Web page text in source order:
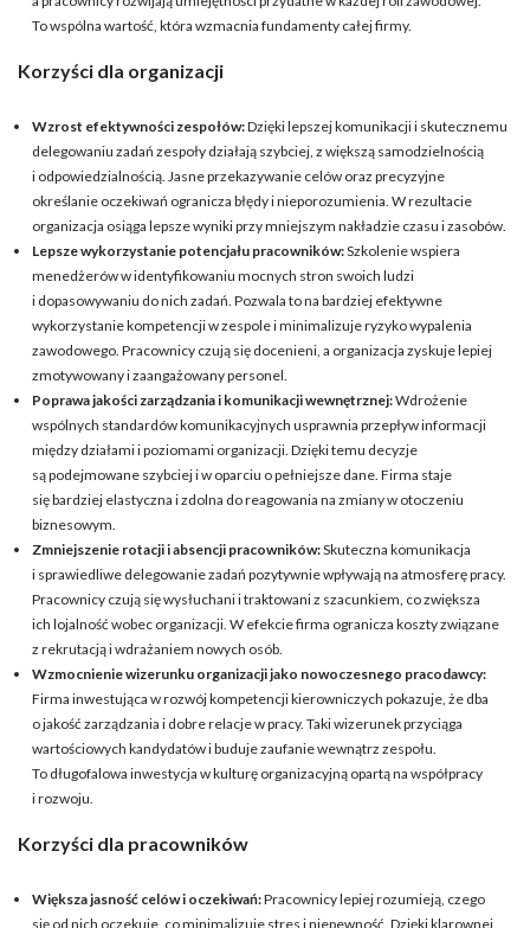
To wspólna wartość, która wzmacnia fundamenty całej firmy.
Korzyści dla organizacji
Wzrost efektywności zespołów:Dzięki lepszej komunikacji i skutecznemu
delegowaniu zadań zespoły działają szybciej, z większą samodzielnością
i odpowiedzialnością. Jasne przekazywanie celów oraz precyzyjne
określanie oczekiwań ogranicza błędy i nieporozumienia. W rezultacie
organizacja osiąga lepsze wyniki przy mniejszym nakładzie czasu i zasobów.
Lepsze wykorzystanie potencjału pracowników:Szkolenie wspiera
menedżerów w identyfikowaniu mocnych stron swoich ludzi
i dopasowywaniu do nich zadań. Pozwala to na bardziej efektywne
wykorzystanie kompetencji w zespole i minimalizuje ryzyko wypalenia
zawodowego. Pracownicy czują się docenieni, a organizacja zyskuje lepiej
zmotywowany i zaangażowany personel.
Poprawa jakości zarządzania i komunikacji wewnętrznej:Wdrożenie
wspólnych standardów komunikacyjnych usprawnia przepływ informacji
między działami i poziomami organizacji. Dzięki temu decyzje
są podejmowane szybciej i w oparciu o pełniejsze dane. Firma staje
się bardziej elastyczna i zdolna do reagowania na zmiany w otoczeniu
biznesowym.
Zmniejszenie rotacji i absencji pracowników:Skuteczna komunikacja
i sprawiedliwe delegowanie zadań pozytywnie wpływają na atmosferę pracy.
Pracownicy czują się wysłuchani i traktowani z szacunkiem, co zwiększa
ich lojalność wobec organizacji. W efekcie firma ogranicza koszty związane
z rekrutacją i wdrażaniem nowych osób.
Wzmocnienie wizerunku organizacji jako nowoczesnego pracodawcy:
Firma inwestująca w rozwój kompetencji kierowniczych pokazuje, że dba
o jakość zarządzania i dobre relacje w pracy. Taki wizerunek przyciąga
wartościowych kandydatów i buduje zaufanie wewnątrz zespołu.
To długofalowa inwestycja w kulturę organizacyjną opartą na współpracy
i rozwoju.
Korzyści dla pracowników
Większa jasność celów i oczekiwań:Pracownicy lepiej rozumieją, czego
się od nich oczekuje, co minimalizuje stres i niepewność. Dzięki klarownej